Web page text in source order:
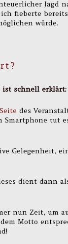
Jagd
fieberte
würde.
ist schnell erklärt:
des
Smartphone tut
Gelegenheit,
dient dann
nun Zeit, um
Motto